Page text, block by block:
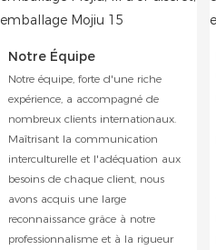
Notre Équipe
Notre équipe, forte d'une riche
expérience, a accompagné de
nombreux clients internationaux.
Maîtrisant la communication
interculturelle et l'adéquation aux
besoins de chaque client, nous
avons acquis une large
reconnaissance grâce à notre
professionnalisme et à la rigueur